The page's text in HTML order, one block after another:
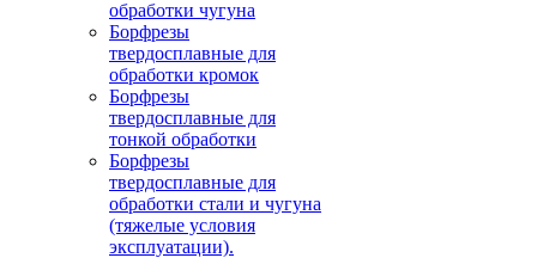
обработки чугуна
Борфрезы
твердосплавные для
обработки кромок
Борфрезы
твердосплавные для
тонкой обработки
Борфрезы
твердосплавные для
обработки стали и чугуна
(тяжелые условия
эксплуатации).